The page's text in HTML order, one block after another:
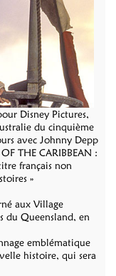
Disney Pictures,
du cinquième
avec Johnny Depp
THE CARIBBEAN :
français non
»
aux Village
du Queensland, en
emblématique
histoire, qui sera